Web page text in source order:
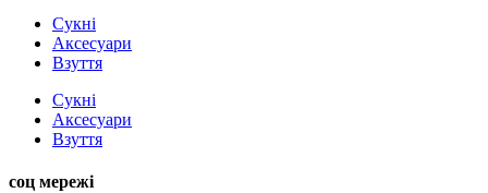
Сукні
Аксесуари
Взуття
Сукні
Аксесуари
Взуття
соц мережі